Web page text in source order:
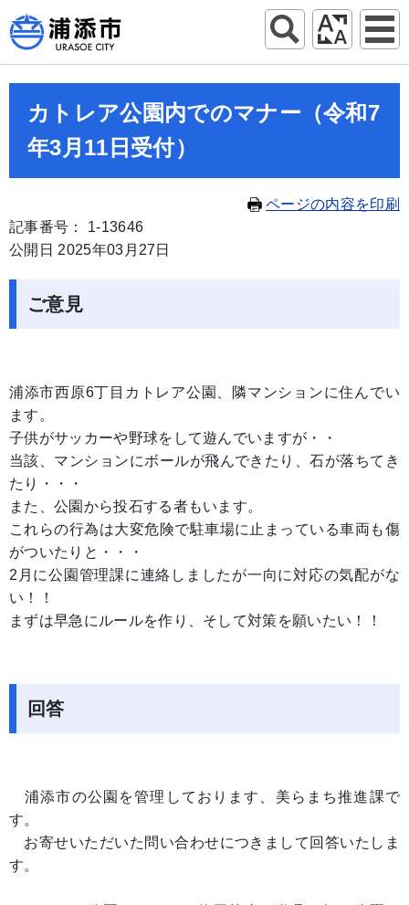
カトレア公園内でのマナー（令和7
年3月11日受付）
ページの内容を印刷
記事番号： 1-13646
公開日 2025年03月27日
ご意見
浦添市西原6丁目カトレア公園、隣マンションに住んでい
ます。
子供がサッカーや野球をして遊んでいますが・・
当該、マンションにボールが飛んできたり、石が落ちてき
たり・・・
また、公園から投石する者もいます。
これらの行為は大変危険で駐車場に止まっている車両も傷
がついたりと・・・
2月に公園管理課に連絡しましたが一向に対応の気配がな
い！！
まずは早急にルールを作り、そして対策を願いたい！！
回答
浦添市の公園を管理しております、美らまち推進課で
す。
お寄せいただいた問い合わせにつきまして回答いたしま
す。